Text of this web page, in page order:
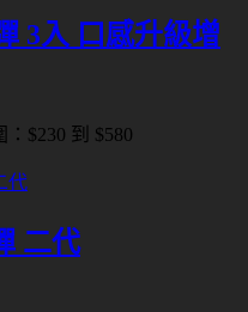
3入 口感升級增
：$230 到 $580
二代